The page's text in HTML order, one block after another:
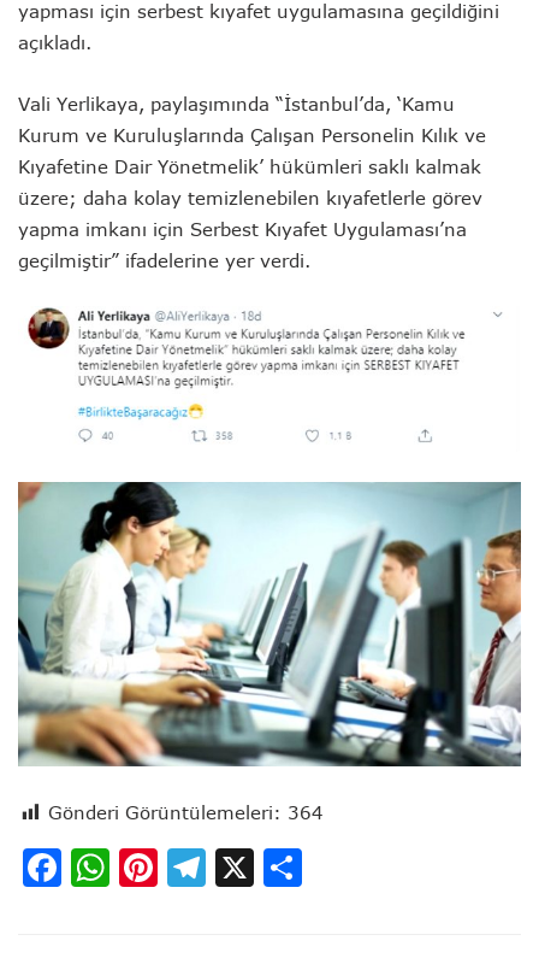
yapması için serbest kıyafet uygulamasına geçildiğini
açıkladı.
Vali Yerlikaya, paylaşımında “İstanbul’da, ‘Kamu
Kurum ve Kuruluşlarında Çalışan Personelin Kılık ve
Kıyafetine Dair Yönetmelik’ hükümleri saklı kalmak
üzere; daha kolay temizlenebilen kıyafetlerle görev
yapma imkanı için Serbest Kıyafet Uygulaması’na
geçilmiştir” ifadelerine yer verdi.
Gönderi Görüntülemeleri: 364
Facebook
WhatsApp
Pinterest
Telegram
X